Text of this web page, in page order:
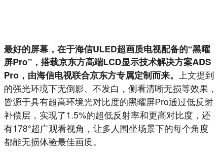
最好的屏幕，在于海信ULED超画质电视配备的“黑曜
屏Pro”，搭载京东方高端LCD显示技术解决方案ADS
Pro，由海信电视联合京东方专属定制而来。
上文提到
的强光环境下无倒影、不发白，侧看清晰无损等效果，
皆源于具有超高环境光对比度的黑曜屏Pro通过低反射
补偿层，实现了1.5%的超低反射率和更高对比度，还
有178°超广观看视角，让多人围坐场景下的每个角度
都能无损体验最佳画质。